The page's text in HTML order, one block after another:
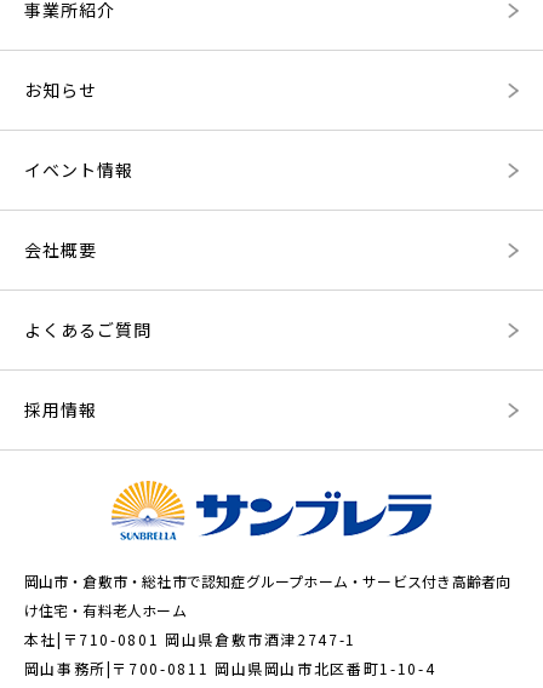
事業所紹介
お知らせ
イベント情報
会社概要
よくあるご質問
採用情報
岡山市・倉敷市・総社市で認知症グループホーム・サービス付き高齢者向
け住宅・有料老人ホーム
本社|〒710-0801 岡山県倉敷市酒津2747-1
岡山事務所|〒700-0811 岡山県岡山市北区番町1-10-4